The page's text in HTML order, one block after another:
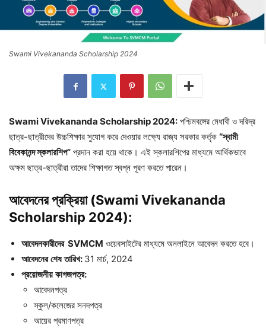
Swami Vivekananda Scholarship 2024
Swami Vivekananda Scholarship 2024: পশ্চিমবঙ্গের মেধাবী ও দরিদ্র
ছাত্র-ছাত্রীদের উচ্চশিক্ষার সুযোগ করে দেওয়ার লক্ষ্যে রাজ্য সরকার কর্তৃক “স্বামী
বিবেকানন্দ স্কলারশিপ” প্রদান করা হয়ে থাকে। এই স্কলারশিপের মাধ্যমে আর্থিকভাবে
অক্ষম ছাত্র-ছাত্রীরা তাদের শিক্ষাগত স্বপ্ন পূরণ করতে পারেন।
আবেদনেরপ্রক্রিয়া (Swami Vivekananda
Scholarship 2024):
আবেদনকারীদের SVMCM ওয়েবসাইটের মাধ্যমে অনলাইনে আবেদন করতে হবে।
আবেদনের শেষ তারিখ: 31 মার্চ, 2024
প্রয়োজনীয় কাগজপত্র:
আবেদনপত্র
স্কুল/কলেজের সনদপত্র
আয়ের প্রমাণপত্র